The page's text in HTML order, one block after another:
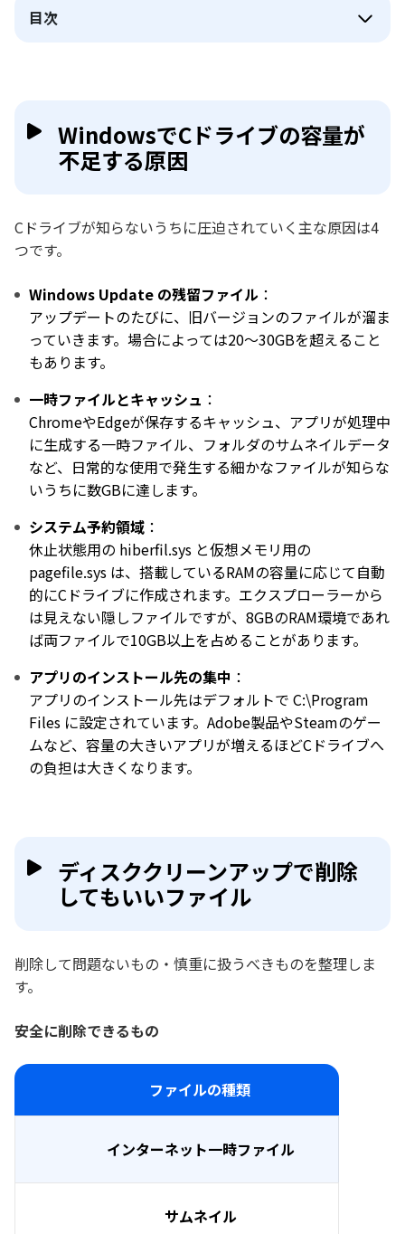
目次
WindowsでCドライブの容量が
不足する原因
Cドライブが知らないうちに圧迫されていく主な原因は4
つです。
Windows Update の残留ファイル ：
アップデートのたびに、旧バージョンのファイルが溜ま
っていきます。場合によっては20〜30GBを超えること
もあります。
一時ファイルとキャッシュ ：
ChromeやEdgeが保存するキャッシュ、アプリが処理中
に生成する一時ファイル、フォルダのサムネイルデータ
など、日常的な使用で発生する細かなファイルが知らな
いうちに数GBに達します。
システム予約領域 ：
休止状態用の hiberfil.sys と仮想メモリ用の
pagefile.sys は、搭載しているRAMの容量に応じて自動
的にCドライブに作成されます。エクスプローラーから
は見えない隠しファイルですが、8GBのRAM環境であれ
ば両ファイルで10GB以上を占めることがあります。
アプリのインストール先の集中 ：
アプリのインストール先はデフォルトで C:\Program
Files に設定されています。Adobe製品やSteamのゲー
ムなど、容量の大きいアプリが増えるほどCドライブへ
の負担は大きくなります。
ディスククリーンアップで削除
してもいいファイル
削除して問題ないもの・慎重に扱うべきものを整理しま
す。
安全に削除できるもの
ファイルの種類
インターネット一時ファイル
サムネイル